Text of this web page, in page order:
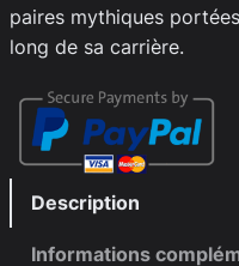
paires mythiques
long de sa carrière.
Description
Informations